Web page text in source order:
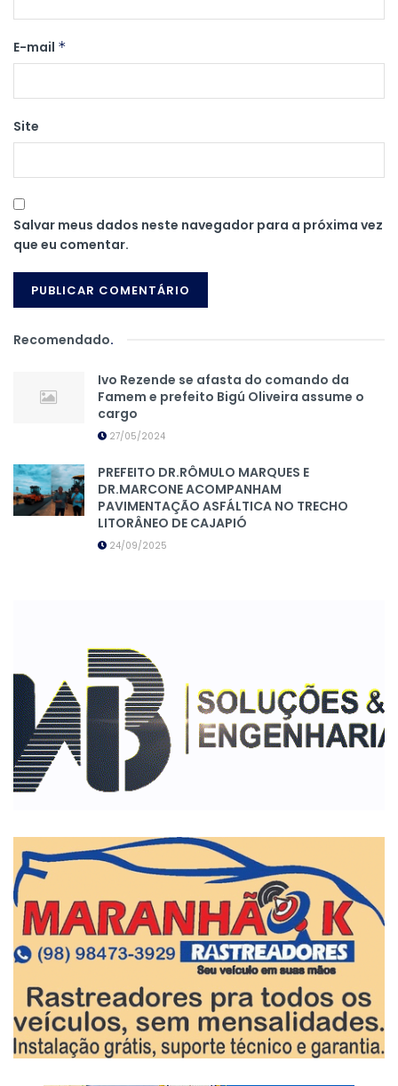
E-mail *
Site
Salvar meus dados neste navegador para a próxima vez
que eu comentar.
Recomendado.
Ivo Rezende se afasta do comando da
Famem e prefeito Bigú Oliveira assume o
cargo
27/05/2024
PREFEITO DR.RÔMULO MARQUES E
DR.MARCONE ACOMPANHAM
PAVIMENTAÇÃO ASFÁLTICA NO TRECHO
LITORÂNEO DE CAJAPIÓ
24/09/2025